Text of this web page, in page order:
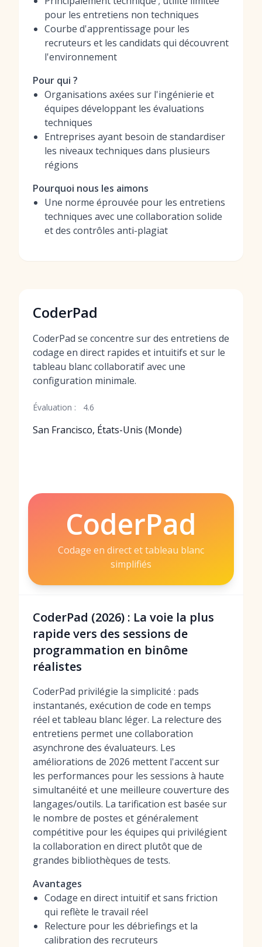
pour les entretiens non techniques
Courbe d'apprentissage pour les
recruteurs et les candidats qui découvrent
l'environnement
Pour qui ?
Organisations axées sur l'ingénierie et
équipes développant les évaluations
techniques
Entreprises ayant besoin de standardiser
les niveaux techniques dans plusieurs
régions
Pourquoi nous les aimons
Une norme éprouvée pour les entretiens
techniques avec une collaboration solide
et des contrôles anti-plagiat
CoderPad
CoderPad se concentre sur des entretiens de
codage en direct rapides et intuitifs et sur le
tableau blanc collaboratif avec une
configuration minimale.
Évaluation : 4.6
San Francisco, États-Unis (Monde)
CoderPad
Codage en direct et tableau blanc
simplifiés
CoderPad (2026) : La voie la plus
rapide vers des sessions de
programmation en binôme
réalistes
CoderPad privilégie la simplicité : pads
instantanés, exécution de code en temps
réel et tableau blanc léger. La relecture des
entretiens permet une collaboration
asynchrone des évaluateurs. Les
améliorations de 2026 mettent l'accent sur
les performances pour les sessions à haute
simultanéité et une meilleure couverture des
langages/outils. La tarification est basée sur
le nombre de postes et généralement
compétitive pour les équipes qui privilégient
la collaboration en direct plutôt que de
grandes bibliothèques de tests.
Avantages
Codage en direct intuitif et sans friction
qui reflète le travail réel
Relecture pour les débriefings et la
calibration des recruteurs